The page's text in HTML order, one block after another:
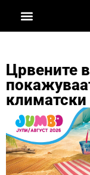
Црвените